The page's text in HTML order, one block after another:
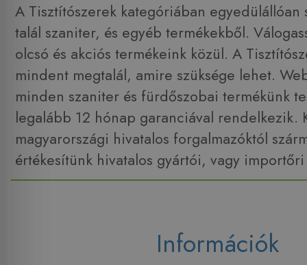
A Tisztítószerek kategóriában egyedülállóan
talál szaniter, és egyéb termékekből.
olcsó és akciós termékeink közül. A
mindent megtalál, amire szüksége lehet.
minden szaniter és fürdőszobai termékünk
legalább 12 hónap garanciával rendelkezik.
magyarországi hivatalos forgalmazóktól
értékesítünk hivatalos gyártói, vagy
Információk